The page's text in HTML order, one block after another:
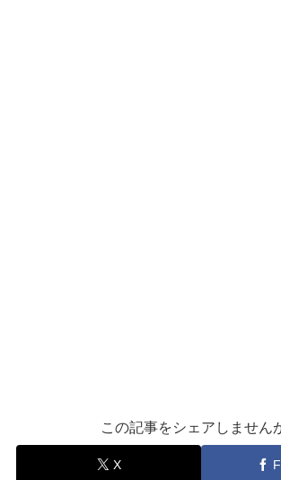
この記事をシェアしません
X